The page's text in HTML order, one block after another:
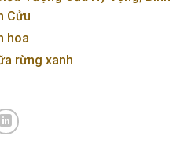
Cửu
hoa
rừng xanh